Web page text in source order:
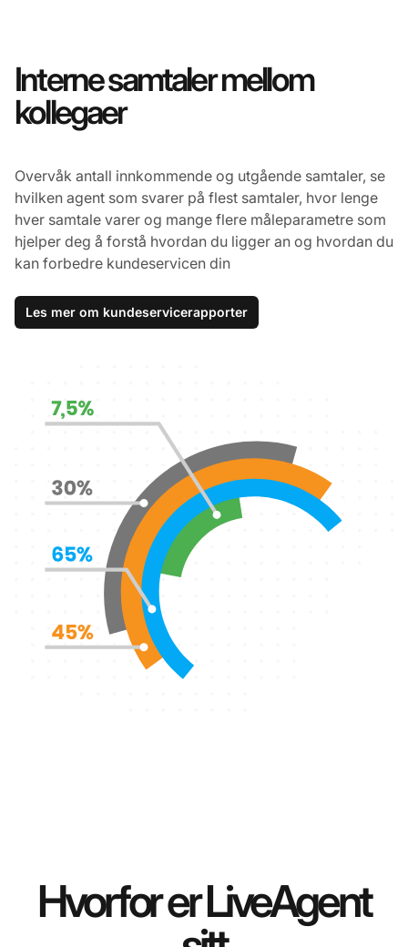
Interne samtaler mellom
kollegaer
Overvåk antall innkommende og utgående samtaler, se
hvilken agent som svarer på flest samtaler, hvor lenge
hver samtale varer og mange flere måleparametre som
hjelper deg å forstå hvordan du ligger an og hvordan du
kan forbedre kundeservicen din
Les mer om kundeservicerapporter
Hvorfor er LiveAgent